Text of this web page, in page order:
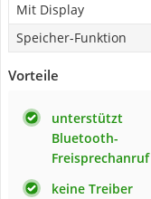
Mit Display
Speicher-Funktion
Vorteile
unterstützt
Bluetooth-
Freisprechanruf
keine Treiber